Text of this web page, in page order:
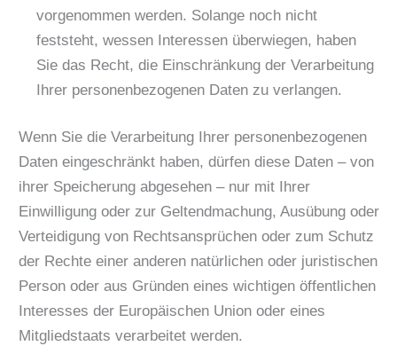
vorgenommen werden. Solange noch nicht
feststeht, wessen Interessen überwiegen, haben
Sie das Recht, die Einschränkung der Verarbeitung
Ihrer personenbezogenen Daten zu verlangen.
Wenn Sie die Verarbeitung Ihrer personenbezogenen
Daten eingeschränkt haben, dürfen diese Daten – von
ihrer Speicherung abgesehen – nur mit Ihrer
Einwilligung oder zur Geltendmachung, Ausübung oder
Verteidigung von Rechtsansprüchen oder zum Schutz
der Rechte einer anderen natürlichen oder juristischen
Person oder aus Gründen eines wichtigen öffentlichen
Interesses der Europäischen Union oder eines
Mitgliedstaats verarbeitet werden.